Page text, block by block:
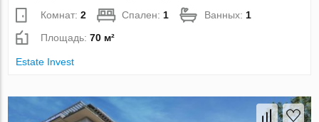
Комнат:2 Спален:1 Ванных:1
Площадь:70 м²
Estate Invest